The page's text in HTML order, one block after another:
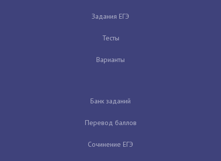
Задания ЕГЭ
Тесты
Варианты
Банк заданий
Перевод баллов
Сочинение ЕГЭ